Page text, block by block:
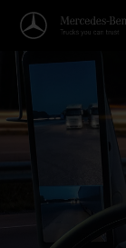
Bine ați